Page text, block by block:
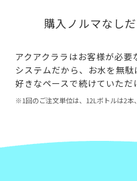
購入ノルマなし
アクアクララはお客様が必
システムだから、お水を無
好きなペースで続けていただ
※1回のご注文単位は、12Lボトルは2本